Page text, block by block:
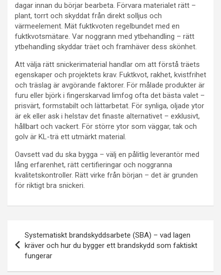
dagar innan du börjar bearbeta. Förvara materialet rätt –
plant, torrt och skyddat från direkt solljus och
värmeelement. Mät fuktkvoten regelbundet med en
fuktkvotsmätare. Var noggrann med ytbehandling – rätt
ytbehandling skyddar träet och framhäver dess skönhet.
Att välja rätt snickerimaterial handlar om att förstå träets
egenskaper och projektets krav. Fuktkvot, rakhet, kvistfrihet
och träslag är avgörande faktorer. För målade produkter är
furu eller björk i fingerskarvad limfog ofta det bästa valet –
prisvärt, formstabilt och lättarbetat. För synliga, oljade ytor
är ek eller ask i helstav det finaste alternativet – exklusivt,
hållbart och vackert. För större ytor som väggar, tak och
golv är KL-trä ett utmärkt material.
Oavsett vad du ska bygga – välj en pålitlig leverantör med
lång erfarenhet, rätt certifieringar och noggranna
kvalitetskontroller. Rätt virke från början – det är grunden
för riktigt bra snickeri.
Systematiskt brandskyddsarbete (SBA) – vad lagen
kräver och hur du bygger ett brandskydd som faktiskt
fungerar